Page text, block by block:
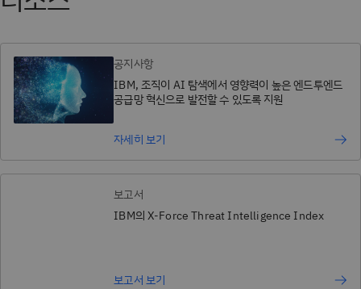
공지사항
IBM, 조직이 AI 탐색에서 영향력이 높은 엔드투엔드
공급망 혁신으로 발전할 수 있도록 지원
자세히 보기
보고서
IBM의 X-Force Threat Intelligence Index
보고서 보기